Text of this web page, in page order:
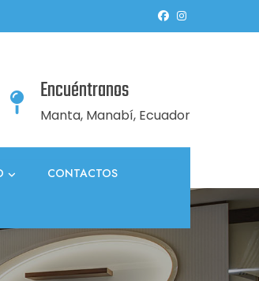
Encuéntranos
Manta, Manabí, Ecuador
CONTACTOS